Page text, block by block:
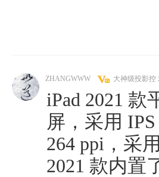
ZHANGWWW 大神级投影控
iPad 2021
屏，采用
264 ppi，采
2021 款内置